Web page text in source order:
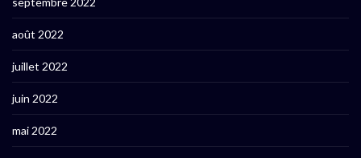
août 2022
juillet 2022
juin 2022
mai 2022